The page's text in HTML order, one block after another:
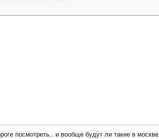
посмотреть.. и вообще будут ли такие в москве